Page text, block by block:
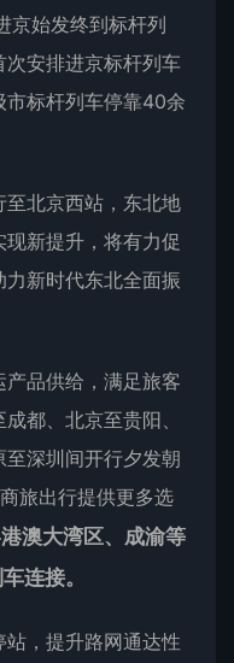
京始发终到标杆列
安排进京标杆列车
市标杆列车停靠40余
北京西站，东北地
新提升，将有力促
新时代东北全面振
品供给，满足旅客
都、北京至贵阳、
深圳间开行夕发朝
旅出行提供更多选
澳大湾区、成渝等
连接。
，提升路网通达性